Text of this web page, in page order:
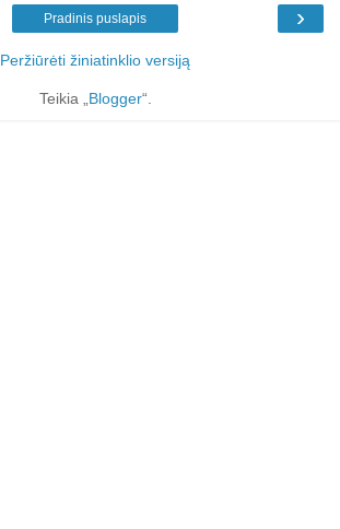
›
Pradinis puslapis
Peržiūrėti žiniatinklio versiją
Teikia „Blogger“.